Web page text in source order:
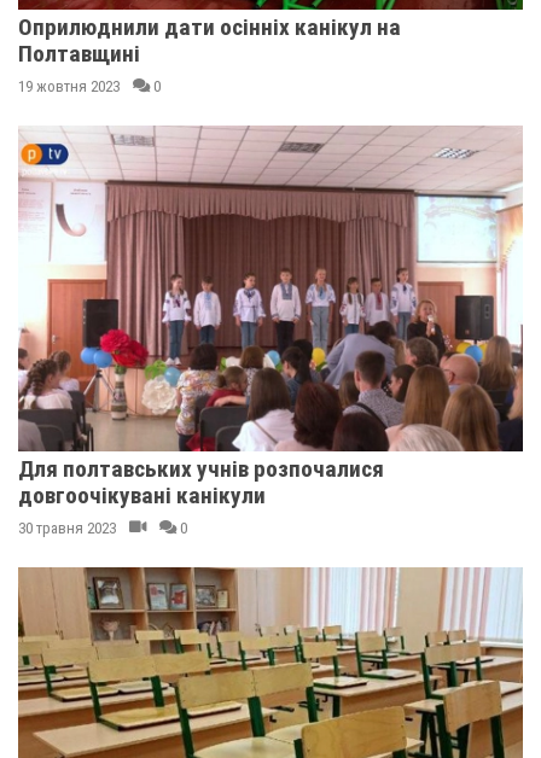
Оприлюднили дати осінніх канікул на
Полтавщині
19 жовтня 2023 0
Для полтавських учнів розпочалися
довгоочікувані канікули
30 травня 2023 0